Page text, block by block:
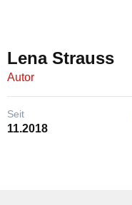
Lena Strauss
Autor
Seit
11.2018